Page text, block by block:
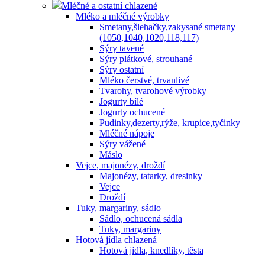
Mléčné a ostatní chlazené
Mléko a mléčné výrobky
Smetany,šlehačky,zakysané smetany
(1050,1040,1020,118,117)
Sýry tavené
Sýry plátkové, strouhané
Sýry ostatní
Mléko čerstvé, trvanlivé
Tvarohy, tvarohové výrobky
Jogurty bílé
Jogurty ochucené
Pudinky,dezerty,rýže, krupice,tyčinky
Mléčné nápoje
Sýry vážené
Máslo
Vejce, majonézy, droždí
Majonézy, tatarky, dresinky
Vejce
Droždí
Tuky, margariny, sádlo
Sádlo, ochucená sádla
Tuky, margariny
Hotová jídla chlazená
Hotová jídla, knedlíky, těsta